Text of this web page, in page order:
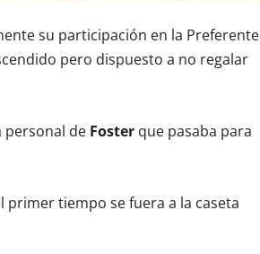
su participación en la Preferente
pero dispuesto a no regalar
personal de Foster que pasaba para
primer tiempo se fuera a la caseta